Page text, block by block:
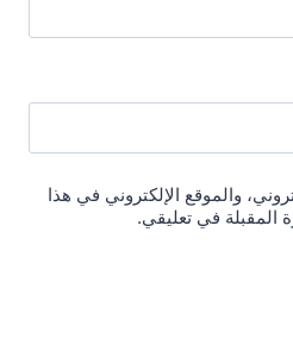
والموقع الإلكتروني في هذا
المقبلة في تعليقي.